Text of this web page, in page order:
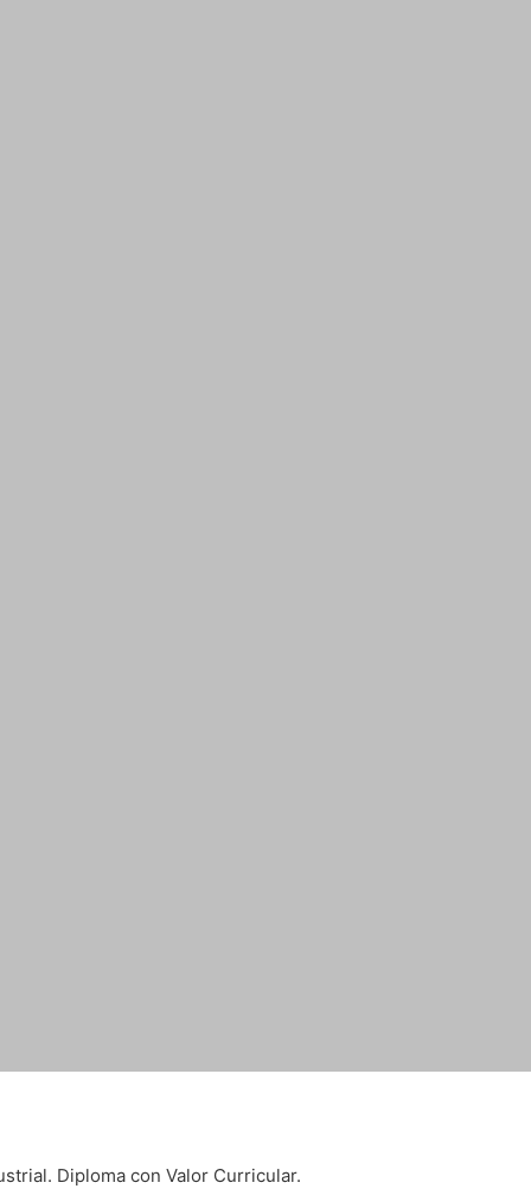
Diploma con Valor Curricular.